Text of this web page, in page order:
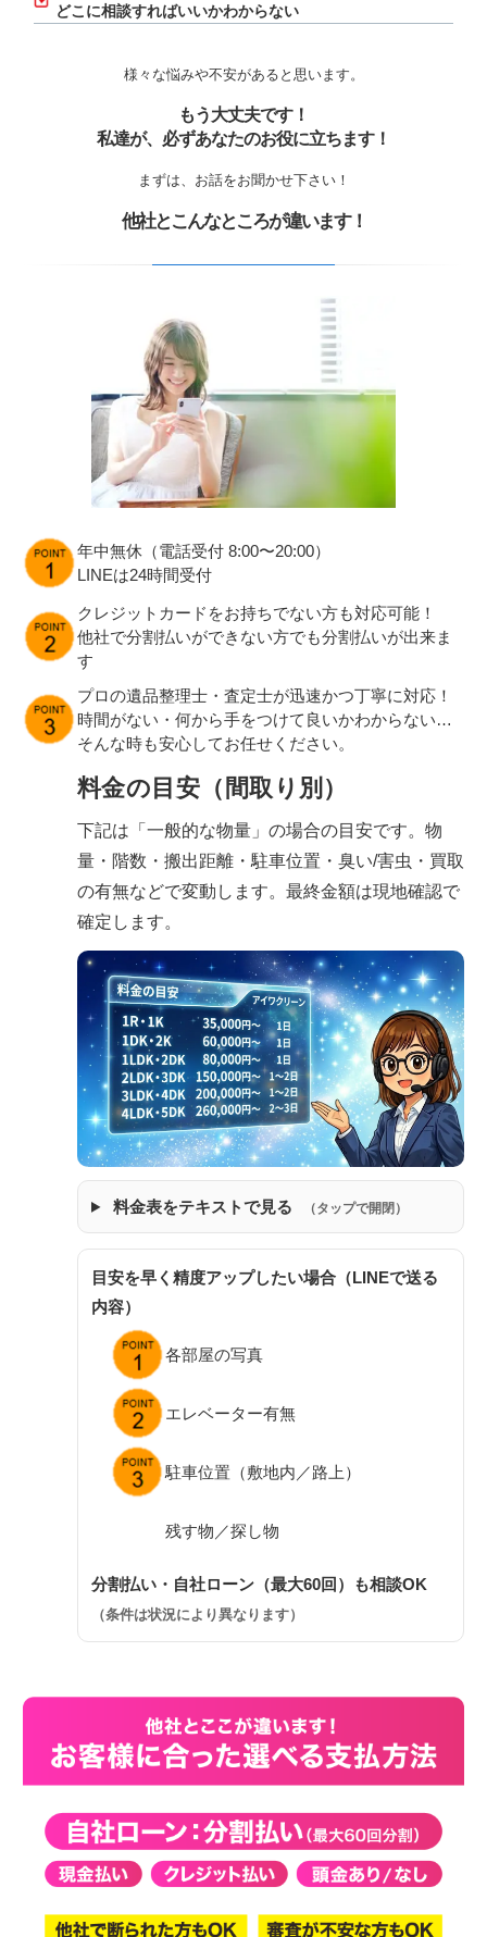
どこに相談すればいいかわからない
様々な悩みや不安があると思います。
もう大丈夫です！
私達が、必ずあなたのお役に立ちます！
まずは、お話をお聞かせ下さい！
他社とこんなところが違います！
年中無休（電話受付 8:00〜20:00）
LINEは24時間受付
クレジットカードをお持ちでない方も対応可能！
他社で分割払いができない方でも分割払いが出来ま
す
プロの遺品整理士・査定士が迅速かつ丁寧に対応！
時間がない・何から手をつけて良いかわからない…
そんな時も安心してお任せください。
料金の目安（間取り別）
下記は「一般的な物量」の場合の目安です。物
量・階数・搬出距離・駐車位置・臭い/害虫・買取
の有無などで変動します。最終金額は現地確認で
確定します。
料金表をテキストで見る （タップで開閉）
目安を早く精度アップしたい場合（LINEで送る
内容）
各部屋の写真
エレベーター有無
駐車位置（敷地内／路上）
残す物／探し物
分割払い・自社ローン（最大60回）も相談OK
（条件は状況により異なります）